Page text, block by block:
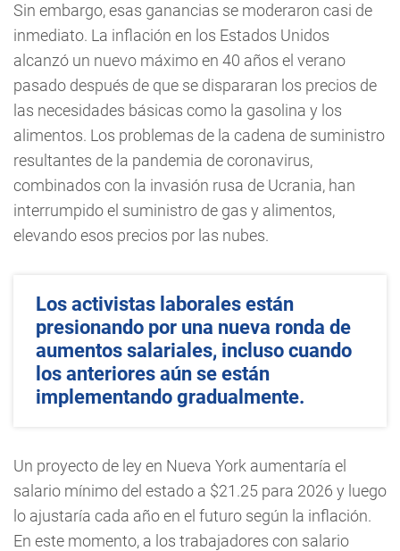
Sin embargo, esas ganancias se moderaron casi de
inmediato. La inflación en los Estados Unidos
alcanzó un nuevo máximo en 40 años el verano
pasado después de que se dispararan los precios de
las necesidades básicas como la gasolina y los
alimentos. Los problemas de la cadena de suministro
resultantes de la pandemia de coronavirus,
combinados con la invasión rusa de Ucrania, han
interrumpido el suministro de gas y alimentos,
elevando esos precios por las nubes.
Los activistas laborales están
presionando por una nueva ronda de
aumentos salariales, incluso cuando
los anteriores aún se están
implementando gradualmente.
Un proyecto de ley en Nueva York aumentaría el
salario mínimo del estado a $21.25 para 2026 y luego
lo ajustaría cada año en el futuro según la inflación.
En este momento, a los trabajadores con salario